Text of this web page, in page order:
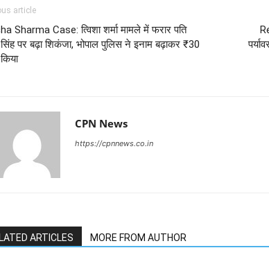
article
Sharma Case: त्विशा शर्मा मामले में फरार पति
पर बढ़ा शिकंजा, भोपाल पुलिस ने इनाम बढ़ाकर ₹30
CPN News
https://cpnnews.co.in
ARTICLES MORE FROM AUTHOR